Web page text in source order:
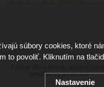
Cena:
lahvičkový atrament
súbory cookies, ktoré
to povoliť. Kliknutím na
Nastavenie